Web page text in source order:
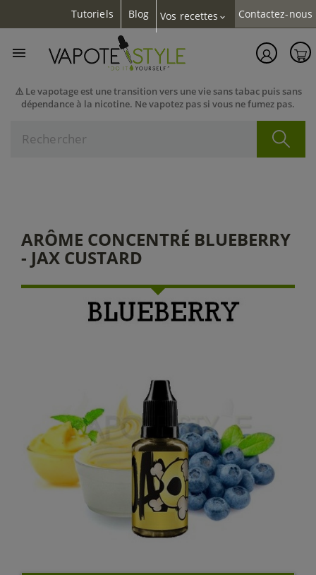
Tutoriels Blog Vos recettes expand_more Contactez-nous
⚠️ Le vapotage est une transition vers une vie sans tabac puis sans
dépendance à la nicotine. Ne vapotez pas si vous ne fumez pas.

ARÔME CONCENTRÉ BLUEBERRY
- JAX CUSTARD